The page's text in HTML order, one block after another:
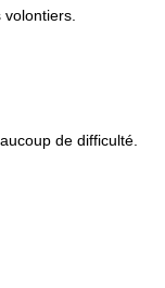
de difficulté.